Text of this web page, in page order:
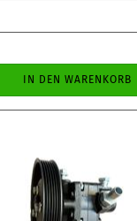
IN DEN WARENKORB